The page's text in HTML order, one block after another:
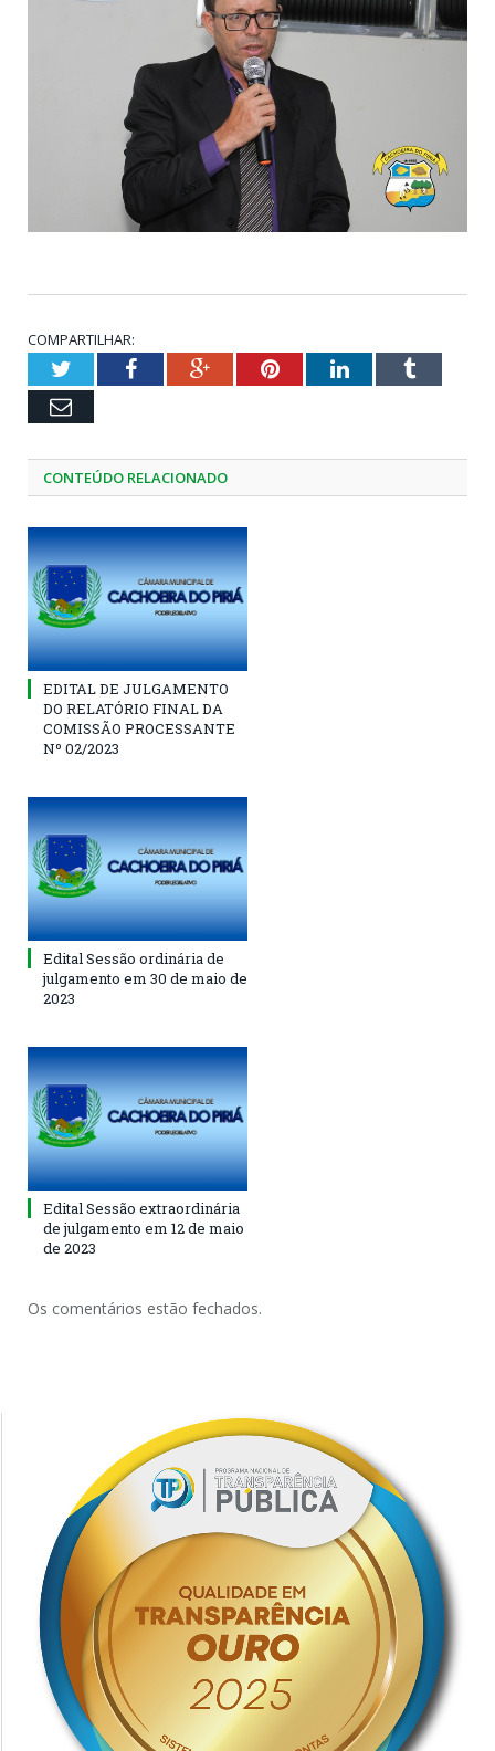
COMPARTILHAR:
TwitterFacebookGoogle+PinterestLinkedInTumblr
Email
CONTEÚDO RELACIONADO
EDITAL DE JULGAMENTO
DO RELATÓRIO FINAL DA
COMISSÃO PROCESSANTE
Nº 02/2023
Edital Sessão ordinária de
julgamento em 30 de maio de
2023
Edital Sessão extraordinária
de julgamento em 12 de maio
de 2023
Os comentários estão fechados.